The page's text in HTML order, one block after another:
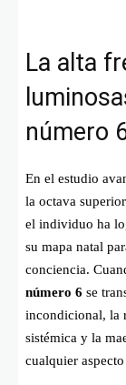
La alta
número
En el estudio
la octava
el individuo ha
su mapa natal
conciencia.
número 6 se
incondicional, la
sistémica y la
cualquier